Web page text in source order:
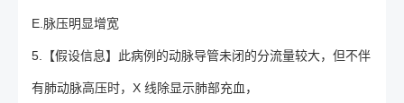
E.脉压明显增宽
5.【假设信息】此病例的动脉导管未闭的分流量较大，但不伴
有肺动脉高压时，X 线除显示肺部充血，